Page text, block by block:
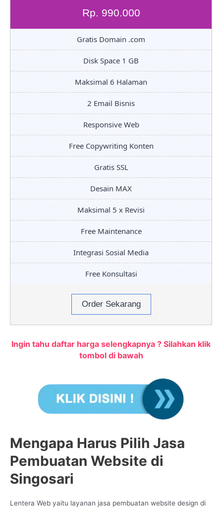
Rp. 990.000
Gratis Domain .com
Disk Space 1 GB
Maksimal 6 Halaman
2 Email Bisnis
Responsive Web
Free Copywriting Konten
Gratis SSL
Desain MAX
Maksimal 5 x Revisi
Free Maintenance
Integrasi Sosial Media
Free Konsultasi
Order Sekarang
Ingin tahu daftar harga selengkapnya ? Silahkan klik
tombol di bawah
Mengapa Harus Pilih Jasa
Pembuatan Website di
Singosari
Lentera Web yaitu layanan jasa pembuatan website design di